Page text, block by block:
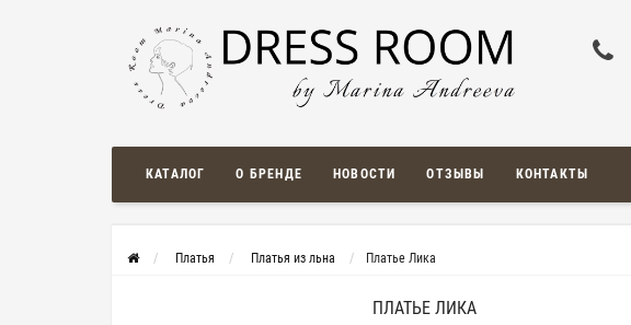
КАТАЛОГ О БРЕНДЕ НОВОСТИ ОТЗЫВЫ КОНТАКТЫ
Платья Платья из льна Платье Лика
ПЛАТЬЕ ЛИКА